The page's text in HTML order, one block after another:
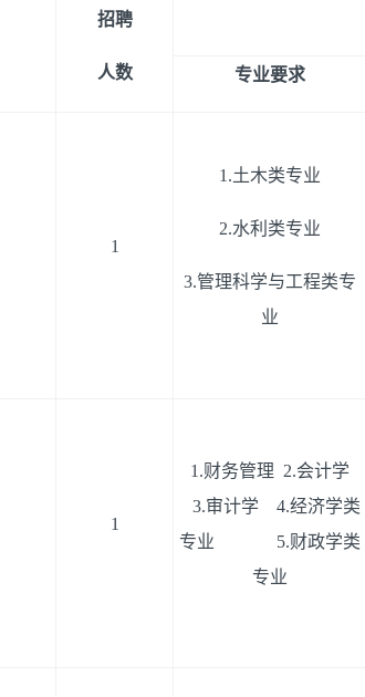
招聘
人数 专业要求
1
1.土木类专业
2.水利类专业
3.管理科学与工程类专
业
1
1.财务管理 2.会计学
3.审计学 4.经济学类
专业 5.财政学类
专业